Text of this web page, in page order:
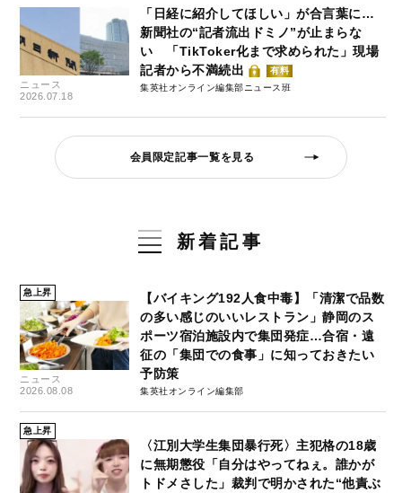
ニュース
2026.07.18
「日経に紹介してほしい」が合言葉に…
新聞社の“記者流出ドミノ”が止まらな
い 「TikToker化まで求められた」現場
記者から不満続出
有料
集英社オンライン編集部ニュース班
会員限定記事一覧を見る
新着記事
急上昇
ニュース
2026.08.08
【バイキング192人食中毒】「清潔で品数
の多い感じのいいレストラン」静岡のス
ポーツ宿泊施設内で集団発症…合宿・遠
征の「集団での食事」に知っておきたい
予防策
集英社オンライン編集部
急上昇
〈江別大学生集団暴行死〉主犯格の18歳
に無期懲役「自分はやってねぇ。誰かが
トドメさした」裁判で明かされた“他責ぶ